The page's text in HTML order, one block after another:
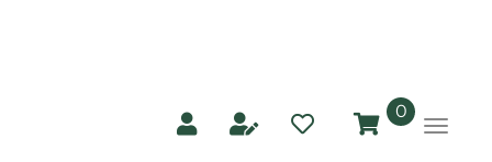
0prodotti
inseriti